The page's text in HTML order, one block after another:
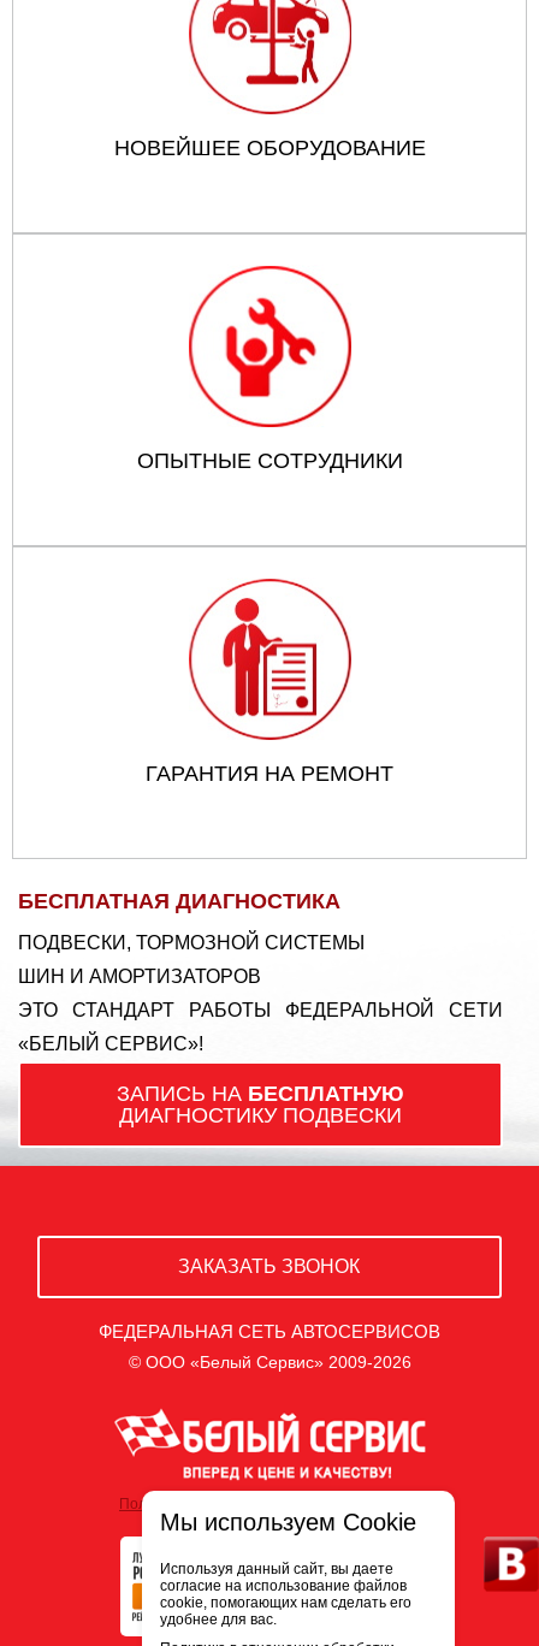
НОВЕЙШЕЕ ОБОРУДОВАНИЕ
ОПЫТНЫЕ СОТРУДНИКИ
ГАРАНТИЯ НА РЕМОНТ
БЕСПЛАТНАЯ ДИАГНОСТИКА
ПОДВЕСКИ, ТОРМОЗНОЙ СИСТЕМЫ
ШИН И АМОРТИЗАТОРОВ
ЭТО СТАНДАРТ РАБОТЫ ФЕДЕРАЛЬНОЙ СЕТИ
«БЕЛЫЙ СЕРВИС»!
ЗАПИСЬ НА БЕСПЛАТНУЮ
ДИАГНОСТИКУ ПОДВЕСКИ
ЗАКАЗАТЬ ЗВОНОК
ФЕДЕРАЛЬНАЯ СЕТЬ АВТОСЕРВИСОВ
© ООО «Белый Сервис» 2009-2026
Политика обработки персональных данных
Мы используем Cookie
Используя данный сайт, вы даете
согласие на использование файлов
cookie, помогающих нам сделать его
удобнее для вас.